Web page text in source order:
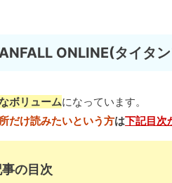
ONLINE(タイタ
ボリュームになっています。
だけ読みたいという方は下記目次
の目次